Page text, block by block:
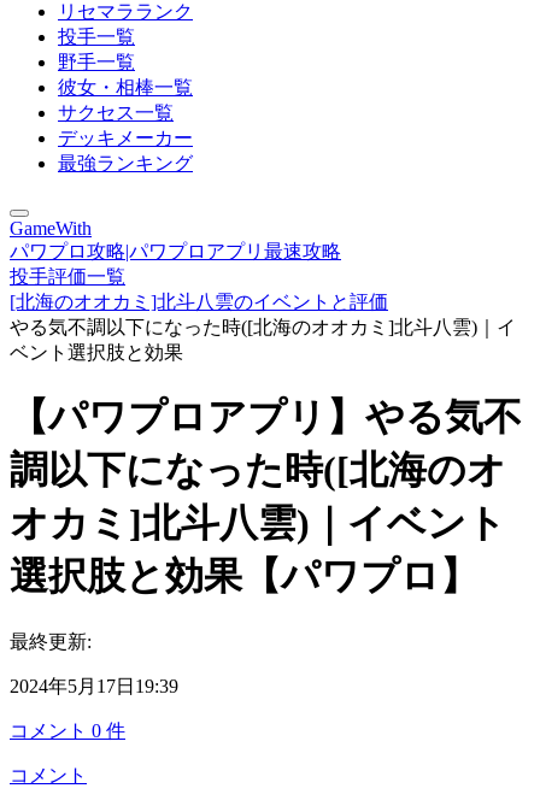
リセマラランク
投手一覧
野手一覧
彼女・相棒一覧
サクセス一覧
デッキメーカー
最強ランキング
GameWith
パワプロ攻略|パワプロアプリ最速攻略
投手評価一覧
[北海のオオカミ]北斗八雲のイベントと評価
やる気不調以下になった時([北海のオオカミ]北斗八雲)｜イ
ベント選択肢と効果
【パワプロアプリ】やる気不
調以下になった時([北海のオ
オカミ]北斗八雲)｜イベント
選択肢と効果【パワプロ】
最終更新:
2024年5月17日19:39
コメント 0 件
コメント